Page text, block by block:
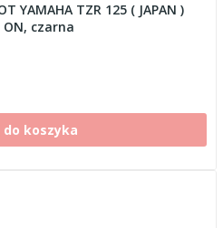
YAMAHA TZR 125 ( JAPAN )
ON, czarna
do koszyka